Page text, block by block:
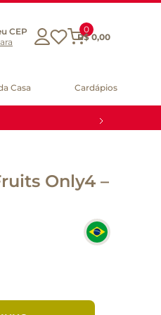
CEP
0
R$ 0,00
Casa Cardápios
Only4 –